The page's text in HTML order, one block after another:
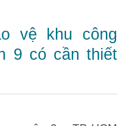
vệ khu công
9 có cần thiết